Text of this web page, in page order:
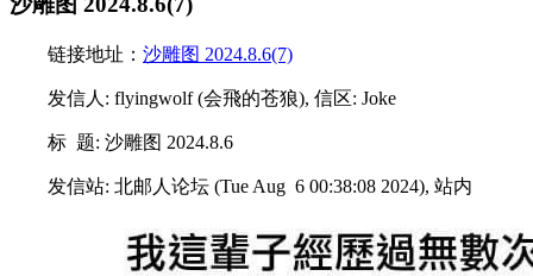
链接地址： 沙雕图 2024.8.6(7)
发信人: flyingwolf (会飛的苍狼), 信区: Joke
标 题: 沙雕图 2024.8.6
发信站: 北邮人论坛 (Tue Aug 6 00:38:08 2024), 站内